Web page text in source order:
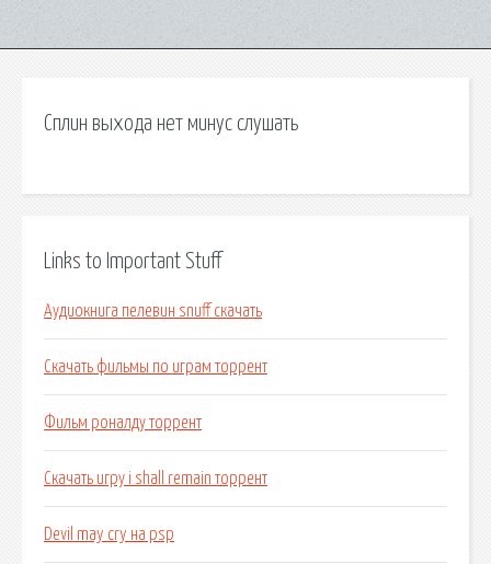
Сплин выхода нет минус слушать
Links to Important Stuff
Аудиокнига пелевин snuff скачать
Скачать фильмы по играм торрент
Фильм роналду торрент
Скачать игру i shall remain торрент
Devil may cry на psp